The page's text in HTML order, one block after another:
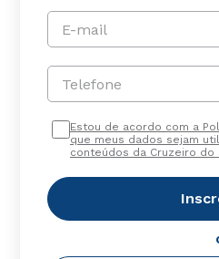
E-mail
Telefone
Estou de acordo com a
que meus dados sejam
conteúdos da Cruzeiro do